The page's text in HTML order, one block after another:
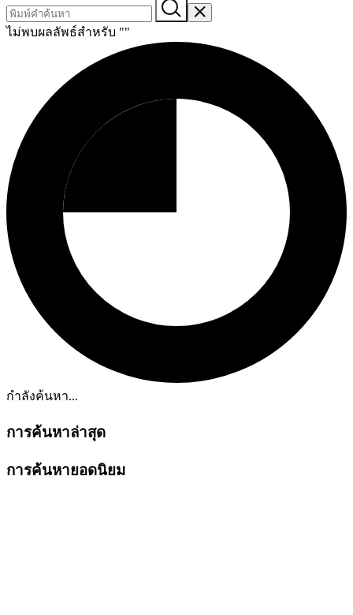
ไม่พบผลลัพธ์สำหรับ ""
กำลังค้นหา...
การค้นหาล่าสุด
การค้นหายอดนิยม